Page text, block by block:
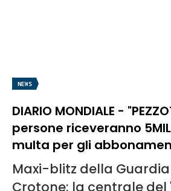
NEWS
DIARIO MONDIALE -
persone riceveranno
multa per gli
Maxi-blitz della
Crotone: la centrale del